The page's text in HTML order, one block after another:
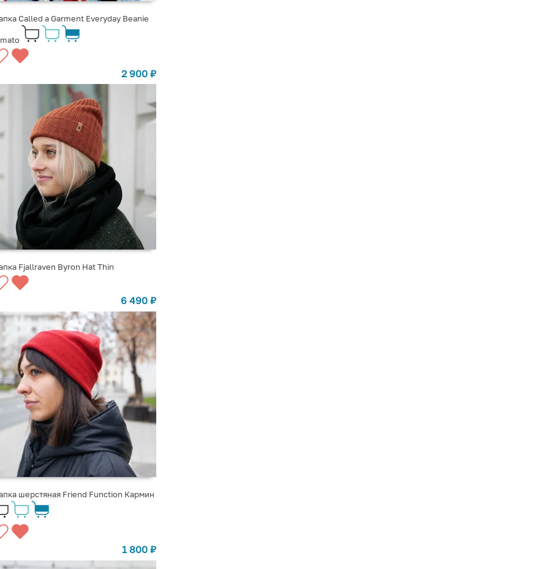
Called a Garment Everyday Beanie
2 900₽
ВЫБРАТЬ ВАРИАНТЫ
Fjallraven Byron Hat Thin
6 490₽
шерстяная Friend Function Кармин
1 800₽